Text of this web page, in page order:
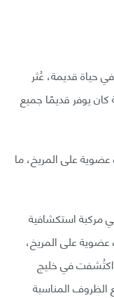
حياة قديمة، عُثر
يوفر قديمًا جميع
على المريخ، ما
مركبة استكشافية
على المريخ،
3.7 مليار عام. اكتُشفت في خليج
الظروف المناسبة